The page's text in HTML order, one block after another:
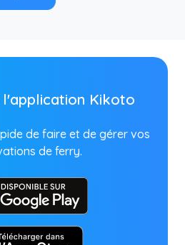
l'application Kikoto
de faire et de gérer vos
de ferry.